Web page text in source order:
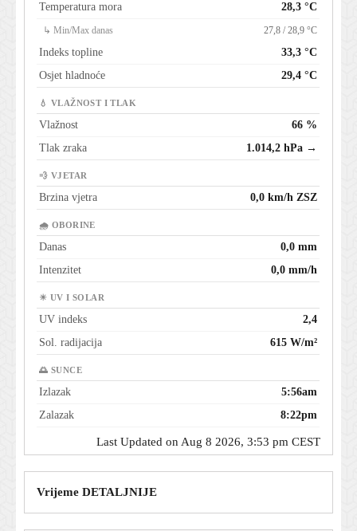
Temperatura mora 28,3 °C
↳ Min/Max danas 27,8 / 28,9 °C
Indeks topline
33,3 °C
Osjet hladnoće
29,4 °C
💧 VLAŽNOST I TLAK
Vlažnost
66 %
Tlak zraka
1.014,2 hPa →
💨 VJETAR
Brzina vjetra 0,0 km/h ZSZ
🌧 OBORINE
Danas
0,0 mm
Intenzitet
0,0 mm/h
☀ UV I SOLAR
UV indeks
2,4
Sol. radijacija
615 W/m²
🌅 SUNCE
Izlazak
5:56am
Zalazak
8:22pm
Last Updated on Aug 8 2026, 3:53 pm CEST
Vrijeme DETALJNIJE